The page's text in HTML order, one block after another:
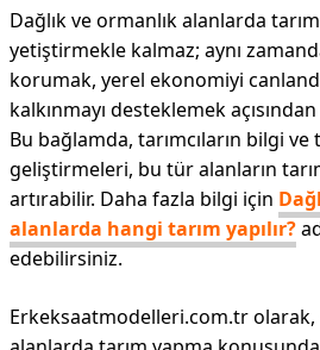
Dağlık ve ormanlık alanlarda
yetiştirmekle kalmaz; aynı
korumak, yerel ekonomiyi
kalkınmayı desteklemek
Bu bağlamda, tarımcıların bilgi
geliştirmeleri, bu tür alanların
artırabilir. Daha fazla bilgi için
alanlarda hangi tarım yapılır?
edebilirsiniz.
Erkeksaatmodelleri.com.tr olarak,